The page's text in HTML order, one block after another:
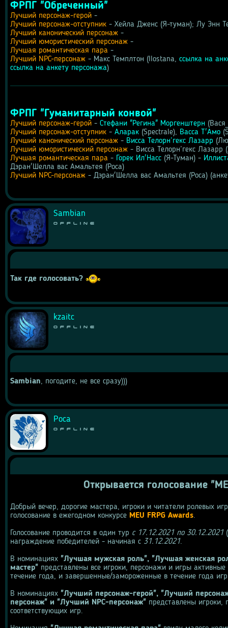
ФРПГ "Обреченный"
Лучший персонаж-герой -
Лучший персонаж-отступник - Хейла Дженс (Я-туман); Лу Энн
Лучший канонический персонаж -
Лучший юмористический персонаж -
Лучшая романтическая пара -
Лучший NPC-персонаж - Макс Темплтон (Ilostana, ссылка на
ссылка на анкету персонажа)
ФРПГ "Гуманитарный конвой"
Лучший персонаж-герой - Стефани "Регина" Моргенштерн
Лучший персонаж-отступник - Аларак (Spectrale), Васса Т'Амо
Лучший канонический персонаж - Висса Телорн’гекс Лазарр
Лучший юмористический персонаж - Висса Телорн’гекс
Лучшая романтическая пара - Горек Ил'Насс (Я-Туман) -
Дэран'Шелла вас Амальтея (Роса)
Лучший NPC-персонаж - Дэран'Шелла вас Амальтея (Роса)
Sambian
Offline
Так где голосовать?
kzaitc
Offline
Sambian, погодите, не все сразу)))
Роса
Offline
Открывается голосование
Добрый вечер, дорогие мастера, игроки и читатели ролевых
голосование в ежегодном конкурсе MEU FRPG Awards.
Голосование проводится в один тур с 17.12.2021 по 30.12.2021
награждение победителей - начиная с 31.12.2021.
В номинациях "Лучшая мужская роль", "Лучшая женская
мастер" представлены все игроки, персонажи и игры
течение года, и завершенные/замороженные в течение года
В номинациях "Лучший персонаж-герой", "Лучший
персонаж" и "Лучший NPC-персонаж" представлены
соответствующих игр.